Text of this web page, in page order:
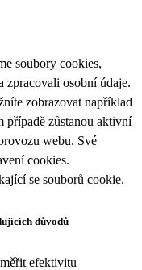
soubory cookies,
zpracovali osobní údaje.
zobrazovat například
případě zůstanou aktivní
webu. Své
cookies.
se souborů cookie.
důvodů
efektivitu